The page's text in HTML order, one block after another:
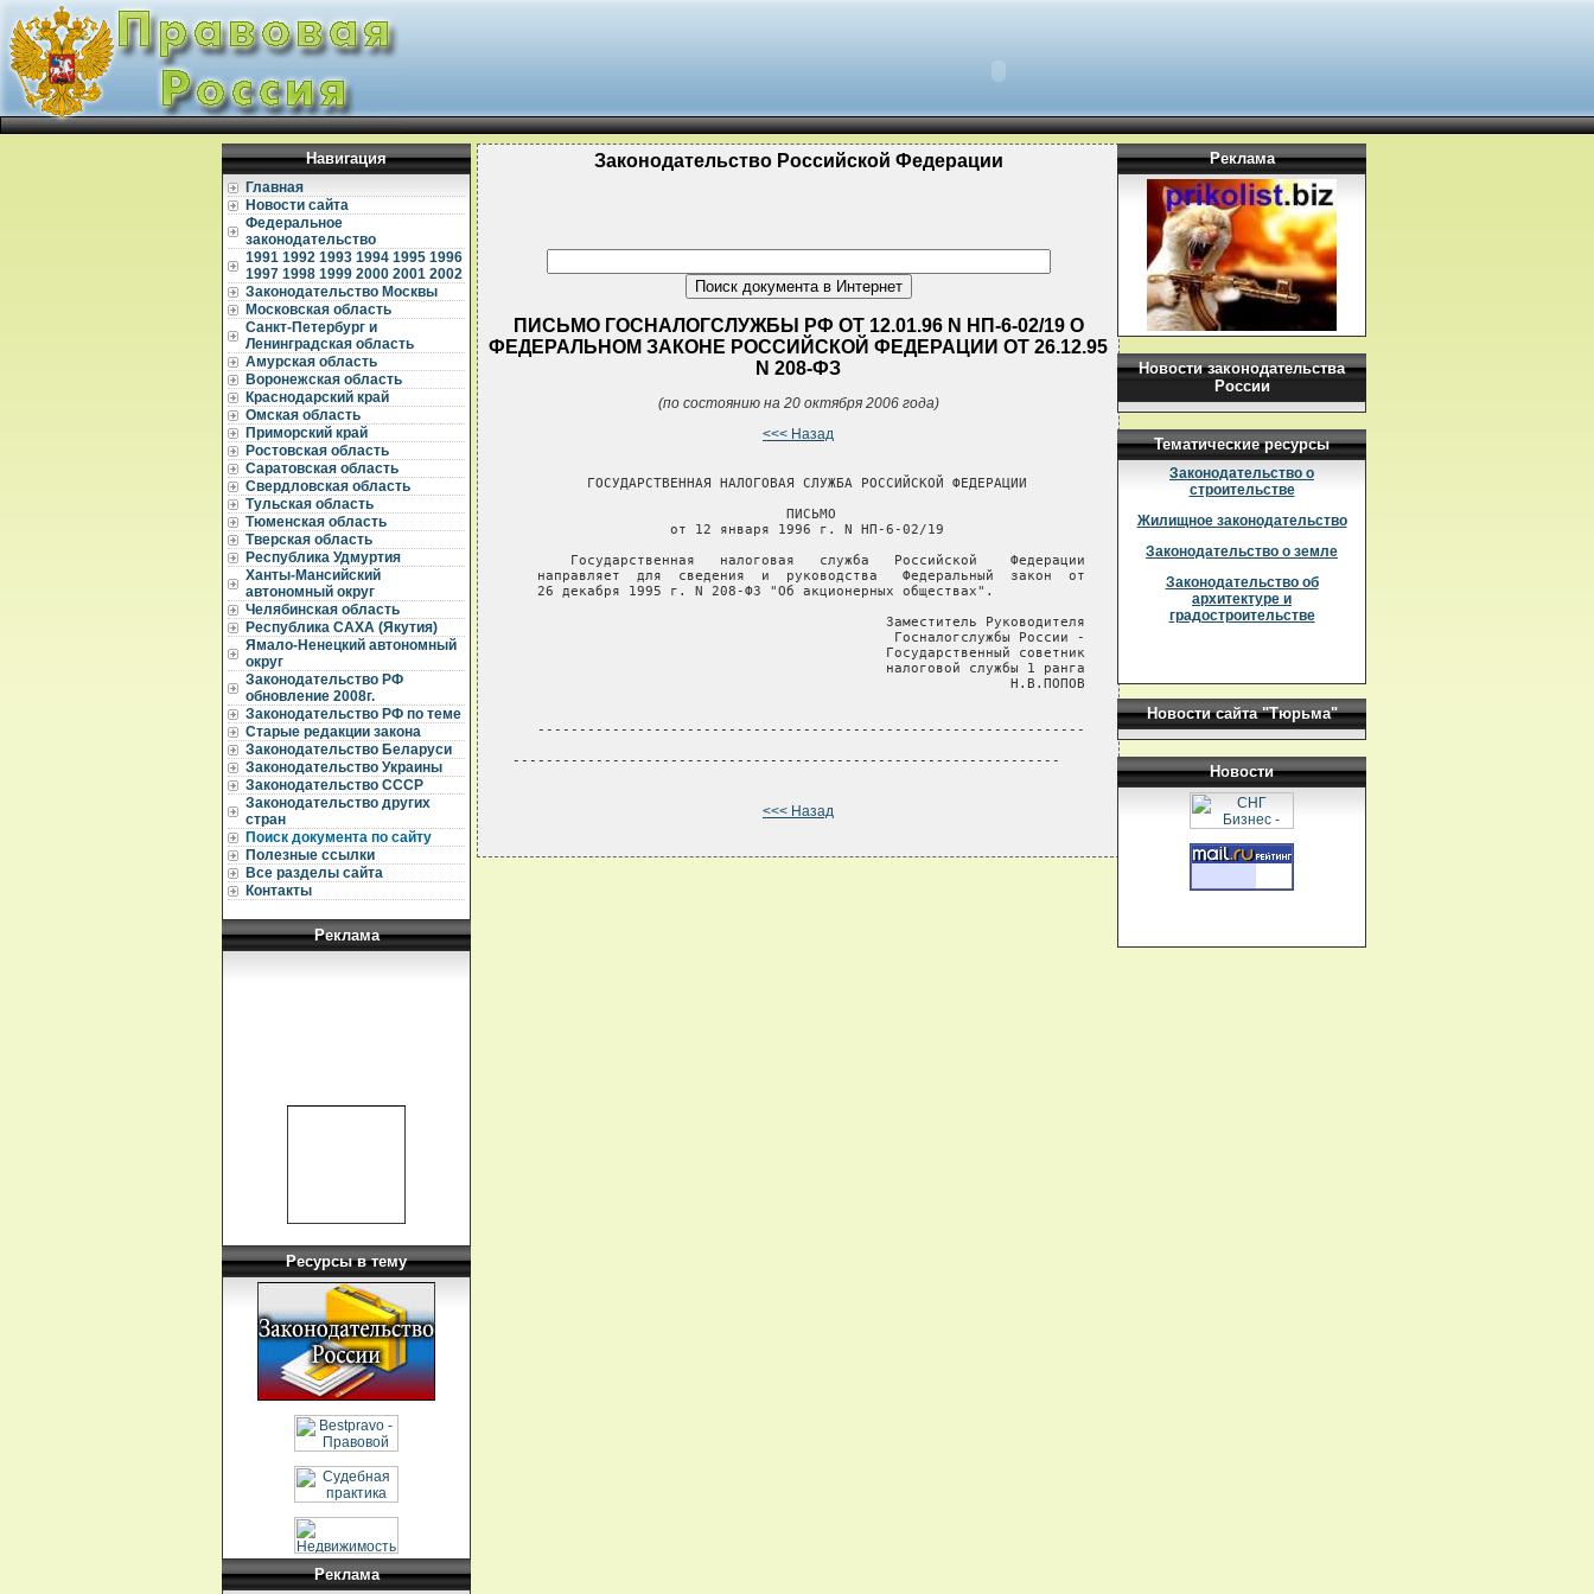
Навигация
Главная
Новости сайта
Федеральное
законодательство
1991 1992 1993 1994 1995 1996
1997 1998 1999 2000 2001 2002
Законодательство Москвы
Московская область
Санкт-Петербург и
Ленинградская область
Амурская область
Воронежская область
Краснодарский край
Омская область
Приморский край
Ростовская область
Саратовская область
Свердловская область
Тульская область
Тюменская область
Тверская область
Республика Удмуртия
Ханты-Мансийский
автономный округ
Челябинская область
Республика САХА (Якутия)
Ямало-Ненецкий автономный
округ
Законодательство РФ
обновление 2008г.
Законодательство РФ по теме
Старые редакции закона
Законодательство Беларуси
Законодательство Украины
Законодательство СССР
Законодательство других
стран
Поиск документа по сайту
Полезные ссылки
Все разделы сайта
Контакты
Реклама
Ресурсы в тему
Реклама
Законодательство Российской Федерации
ПИСЬМО ГОСНАЛОГСЛУЖБЫ РФ ОТ 12.01.96 N НП-6-02/19 О
ФЕДЕРАЛЬНОМ ЗАКОНЕ РОССИЙСКОЙ ФЕДЕРАЦИИ ОТ 26.12.95
N 208-ФЗ
(по состоянию на 20 октября 2006 года)
<<< Назад
         ГОСУДАРСТВЕННАЯ НАЛОГОВАЯ СЛУЖБА РОССИЙСКОЙ ФЕДЕРАЦИИ
                                 ПИСЬМО
                   от 12 января 1996 г. N НП-6-02/19
       Государственная   налоговая   служба   Российской    Федерации
   направляет  для  сведения  и  руководства   Федеральный  закон  от
   26 декабря 1995 г. N 208-ФЗ "Об акционерных обществах".
                                             Заместитель Руководителя
                                              Госналогслужбы России -
                                             Государственный советник
                                             налоговой службы 1 ранга
                                                            Н.В.ПОПОВ
   ------------------------------------------------------------------
<<< Назад
Реклама
Новости законодательства
России
Тематические ресурсы
Законодательство о
строительстве
Жилищное законодательство
Законодательство о земле
Законодательство об
архитектуре и
градостроительстве
Новости сайта "Тюрьма"
Новости